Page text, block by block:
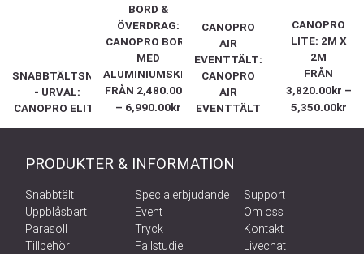
SNABBTÄLTSNABBTÄLT
- URVAL:
CANOPRO ELITE
BORD &
ÖVERDRAG:
CANOPRO BORD
MED
ALUMINIUMSKIVA
FRÅN 2,480.00kr
– 6,990.00kr
CANOPRO
AIR
EVENTTÄLT:
CANOPRO
AIR
EVENTTÄLT
CANOPRO
LITE: 2M X
2M
FRÅN
3,820.00kr –
5,350.00kr
PRODUKTER & INFORMATION
Snabbtält
Uppblåsbart
Parasoll
Tillbehör
Specialerbjudande
Event
Tryck
Fallstudie
Support
Om oss
Kontakt
Livechat